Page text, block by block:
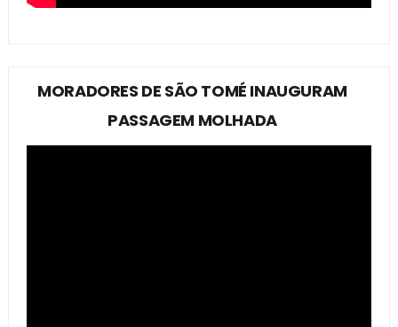
MORADORES DE SÃO TOMÉ INAUGURAM
PASSAGEM MOLHADA